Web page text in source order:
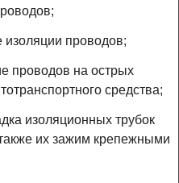
изоляции проводов;
проводов на острых
средства;
изоляционных трубок
их зажим крепежными